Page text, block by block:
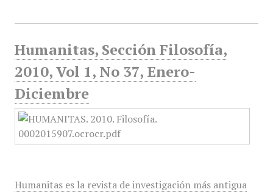
Humanitas, Sección Filosofía,
2010, Vol 1, No 37, Enero-
Diciembre
Humanitas es la revista de investigación más antigua